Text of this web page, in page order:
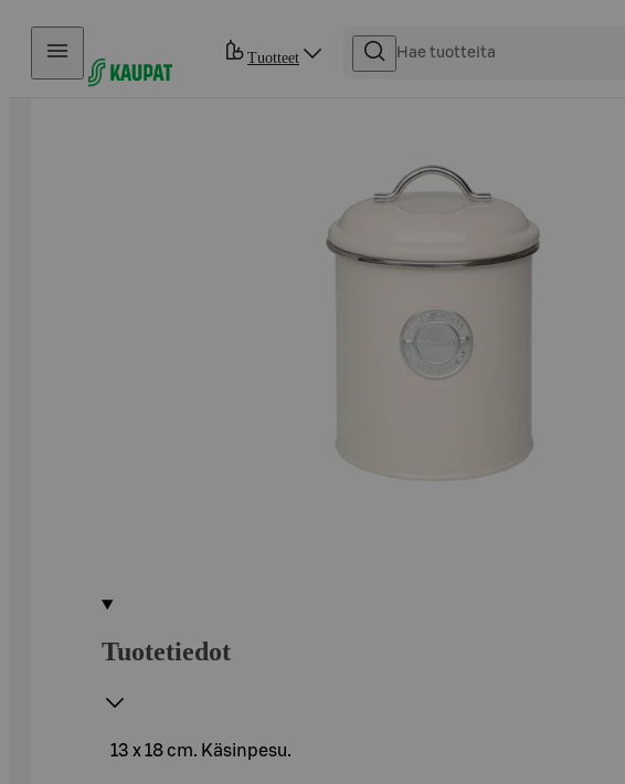
Hyppää sisältöön
Tuotteet
Tuotetiedot
13 x 18 cm. Käsinpesu.